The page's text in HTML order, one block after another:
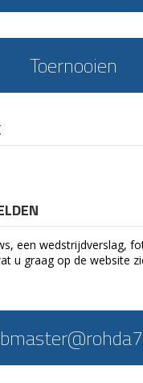
Toernooien
een wedstrijdverslag,
u graag op de website